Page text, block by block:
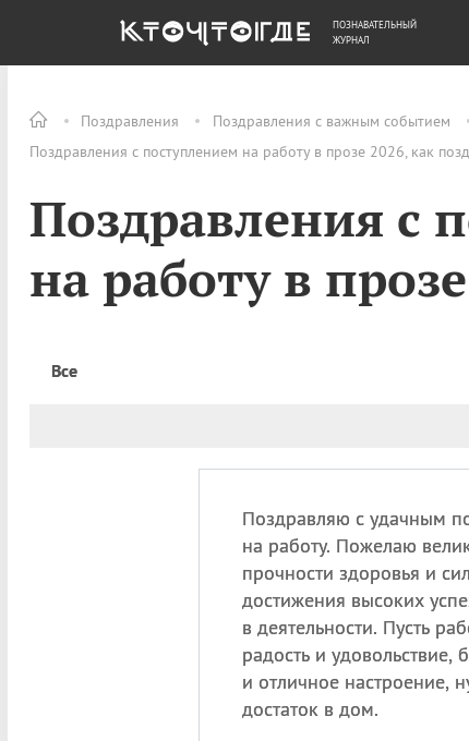
Поздравления Поздравления с важным событием
Поздравления с поступлением на работу в прозе 2026, как
Поздравления с
на работу в прозе
Все
Поздравляю с удачным
на работу. Пожелаю
прочности здоровья и
достижения высоких
в деятельности. Пусть
радость и удовольствие,
и отличное настроение,
достаток в дом.
ОБЩЕСТВО ДЕНЬГИ
ПОЗНАВАТЕЛЬНЫЙ
ЖУРНАЛ